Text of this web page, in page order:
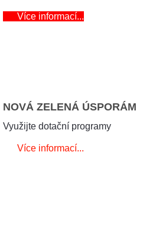
Více informací...
NOVÁ ZELENÁ ÚSPORÁM
Využijte dotační programy
Více informací...